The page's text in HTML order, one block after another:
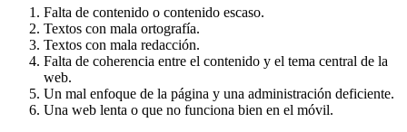
Falta de contenido o contenido escaso.
Textos con mala ortografía.
Textos con mala redacción.
Falta de coherencia entre el contenido y el tema central de la
web.
Un mal enfoque de la página y una administración deficiente.
Una web lenta o que no funciona bien en el móvil.